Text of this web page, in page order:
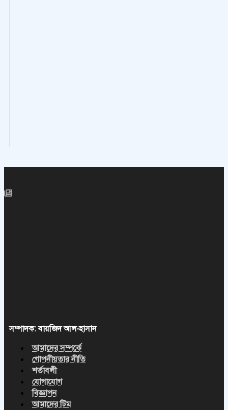
সম্পাদক: বায়জিদ আল-হাসান
আমাদের সম্পর্কে
গোপনীয়তার নীতি
শর্তাবলী
যোগাযোগ
বিজ্ঞাপন
আমাদের টিম